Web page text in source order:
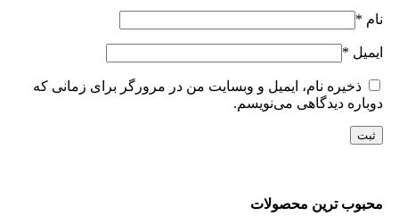
نام *
ایمیل *
ذخیره نام، ایمیل و وبسایت من در مرورگر برای زمانی که
دوباره دیدگاهی می‌نویسم.
محبوب ترین محصولات